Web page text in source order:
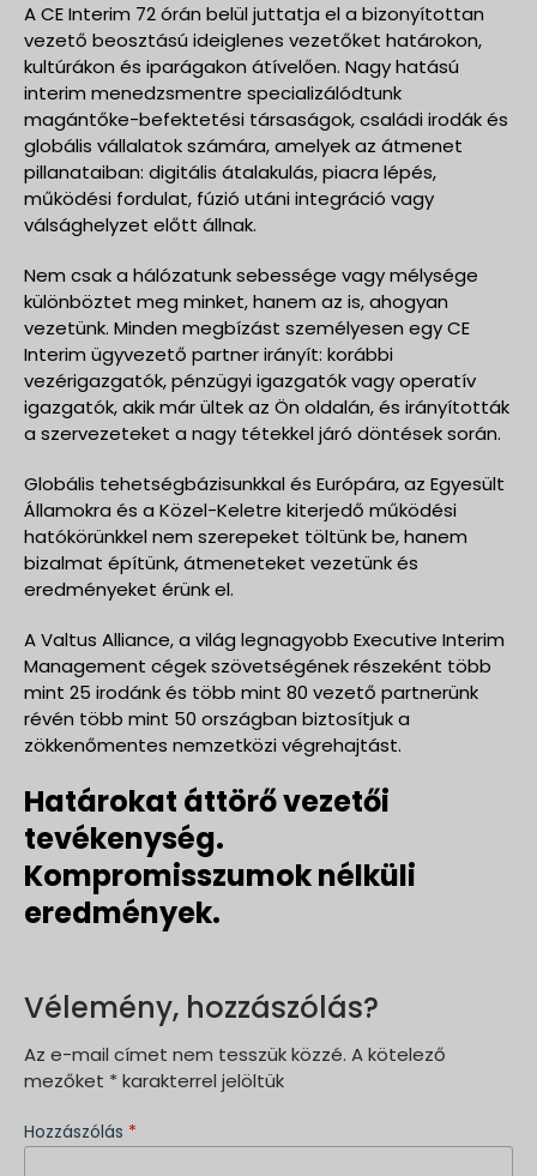
A CE Interim 72 órán belül juttatja el a bizonyítottan
vezető beosztású ideiglenes vezetőket határokon,
kultúrákon és iparágakon átívelően. Nagy hatású
interim menedzsmentre specializálódtunk
magántőke-befektetési társaságok, családi irodák és
globális vállalatok számára, amelyek az átmenet
pillanataiban: digitális átalakulás, piacra lépés,
működési fordulat, fúzió utáni integráció vagy
válsághelyzet előtt állnak.
Nem csak a hálózatunk sebessége vagy mélysége
különböztet meg minket, hanem az is, ahogyan
vezetünk. Minden megbízást személyesen egy CE
Interim ügyvezető partner irányít: korábbi
vezérigazgatók, pénzügyi igazgatók vagy operatív
igazgatók, akik már ültek az Ön oldalán, és irányították
a szervezeteket a nagy tétekkel járó döntések során.
Globális tehetségbázisunkkal és Európára, az Egyesült
Államokra és a Közel-Keletre kiterjedő működési
hatókörünkkel nem szerepeket töltünk be, hanem
bizalmat építünk, átmeneteket vezetünk és
eredményeket érünk el.
A Valtus Alliance, a világ legnagyobb Executive Interim
Management cégek szövetségének részeként több
mint 25 irodánk és több mint 80 vezető partnerünk
révén több mint 50 országban biztosítjuk a
zökkenőmentes nemzetközi végrehajtást.
Határokat áttörő vezetői
tevékenység.
Kompromisszumok nélküli
eredmények.
Vélemény, hozzászólás?
Az e-mail címet nem tesszük közzé. A kötelező
mezőket * karakterrel jelöltük
Hozzászólás *